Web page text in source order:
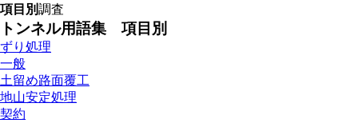
項目別調査
トンネル用語集 項目別
ずり処理
一般
土留め路面覆工
地山安定処理
契約